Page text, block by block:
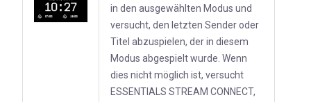
in den ausgewählten Modus und
versucht, den letzten Sender oder
Titel abzuspielen, der in diesem
Modus abgespielt wurde. Wenn
dies nicht möglich ist, versucht
ESSENTIALS STREAM CONNECT,